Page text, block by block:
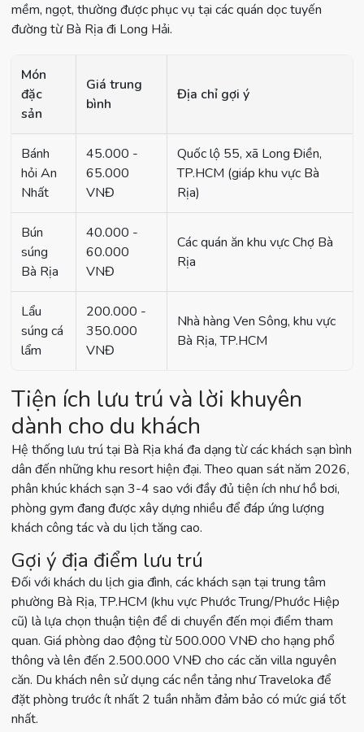
mềm, ngọt, thường được phục vụ tại các quán dọc tuyến
đường từ Bà Rịa đi Long Hải.
Món
đặc
sản
Giá trung
bình
Địa chỉ gợi ý
Bánh
hỏi An
Nhất
45.000 -
65.000
VNĐ
Quốc lộ 55, xã Long Điền,
TP.HCM (giáp khu vực Bà
Rịa)
Bún
súng
Bà Rịa
40.000 -
60.000
VNĐ
Các quán ăn khu vực Chợ Bà
Rịa
Lẩu
súng cá
lẩm
200.000 -
350.000
VNĐ
Nhà hàng Ven Sông, khu vực
Bà Rịa, TP.HCM
Tiện ích lưu trú và lời khuyên
dành cho du khách
Hệ thống lưu trú tại Bà Rịa khá đa dạng từ các khách sạn bình
dân đến những khu resort hiện đại. Theo quan sát năm 2026,
phân khúc khách sạn 3-4 sao với đầy đủ tiện ích như hồ bơi,
phòng gym đang được xây dựng nhiều để đáp ứng lượng
khách công tác và du lịch tăng cao.
Gợi ý địa điểm lưu trú
Đối với khách du lịch gia đình, các khách sạn tại trung tâm
phường Bà Rịa, TP.HCM (khu vực Phước Trung/Phước Hiệp
cũ) là lựa chọn thuận tiện để di chuyển đến mọi điểm tham
quan. Giá phòng dao động từ 500.000 VNĐ cho hạng phổ
thông và lên đến 2.500.000 VNĐ cho các căn villa nguyên
căn. Du khách nên sử dụng các nền tảng như Traveloka để
đặt phòng trước ít nhất 2 tuần nhằm đảm bảo có mức giá tốt
nhất.